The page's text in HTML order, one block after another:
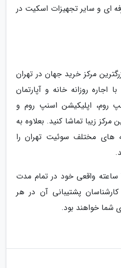
ای و سایر تجهیزات اسکیت در
مرکز خرید جهان در تهران
اجاره روزانه خانه و آپارتمان
روم، اپلیکیشن اسنپ روم و
زیبا تماشا کنید. بعلاوه به
های مختلف سوئیت تهران را
اسنپ روم با پشتیبانی 24 ساعته واقعی خود در تمام مدت
پشتیبانی آن در هر
شما خواهند بود.